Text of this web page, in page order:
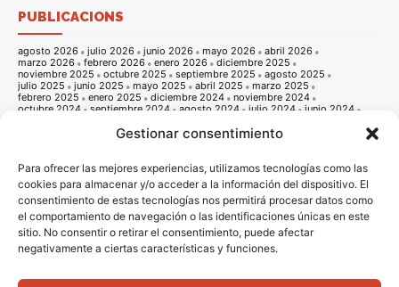
Gestionar consentimiento
Para ofrecer las mejores experiencias, utilizamos tecnologías como las
cookies para almacenar y/o acceder a la información del dispositivo. El
consentimiento de estas tecnologías nos permitirá procesar datos como
el comportamiento de navegación o las identificaciones únicas en este
sitio. No consentir o retirar el consentimiento, puede afectar
negativamente a ciertas características y funciones.
PUBLICACIONS
agosto 2026 julio 2026 junio 2026 mayo 2026
abril 2026
marzo 2026
febrero 2026 enero 2026
diciembre 2025
noviembre 2025
octubre 2025 septiembre 2025
agosto 2025
julio 2025
junio 2025 mayo 2025 abril 2025
marzo 2025
febrero 2025
enero 2025 diciembre 2024
noviembre 2024
octubre 2024
septiembre 2024 agosto 2024 julio 2024
junio 2024
noviembre 2023 octubre 2023
septiembre 2023
noviembre 2022
octubre 2022 septiembre 2022
agosto 2022
julio 2022
junio 2022 mayo 2022 abril 2022
marzo 2022
febrero 2022
enero 2022 diciembre 2021
noviembre 2021
octubre 2021
septiembre 2021 agosto 2021 julio 2021
junio 2021
mayo 2021
abril 2021 marzo 2021 febrero 2021
enero 2021
diciembre 2020
noviembre 2020
agosto 2020
julio 2020 junio 2020 mayo 2020
abril 2020
marzo 2020
febrero 2020 enero 2020 diciembre 2019
diciembre 2018
noviembre 2018 octubre 2018 septiembre 2018